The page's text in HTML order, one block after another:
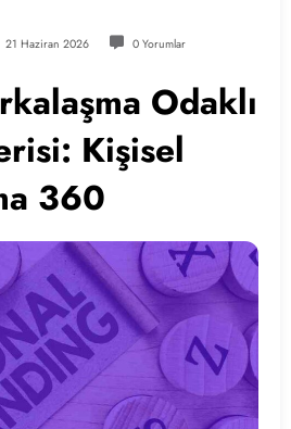
21 Haziran 2026 0 Yorumlar
Odaklı
Kişisel
360